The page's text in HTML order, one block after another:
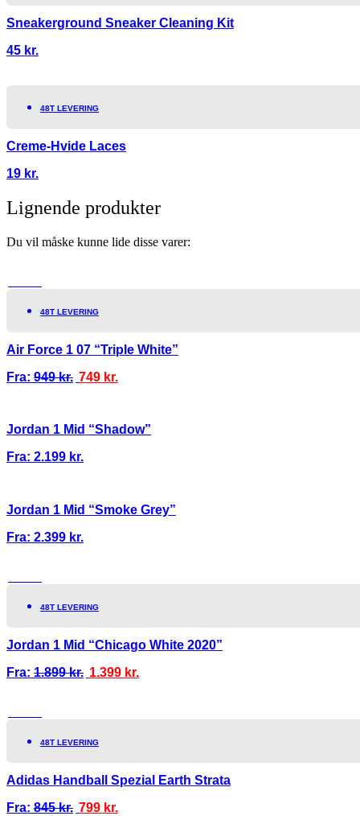
Sneakerground Sneaker Cleaning Kit
45 kr.
48T LEVERING
Creme-Hvide Laces
19 kr.
Lignende produkter
Du vil måske kunne lide disse varer:
48T LEVERING
Air Force 1 07 “Triple White”
Fra: 949kr. 749 kr.
Jordan 1 Mid “Shadow”
Fra: 2.199 kr.
Jordan 1 Mid “Smoke Grey”
Fra: 2.399 kr.
48T LEVERING
Jordan 1 Mid “Chicago White 2020”
Fra: 1.899kr. 1.399 kr.
48T LEVERING
Adidas Handball Spezial Earth Strata
Fra: 845kr. 799 kr.